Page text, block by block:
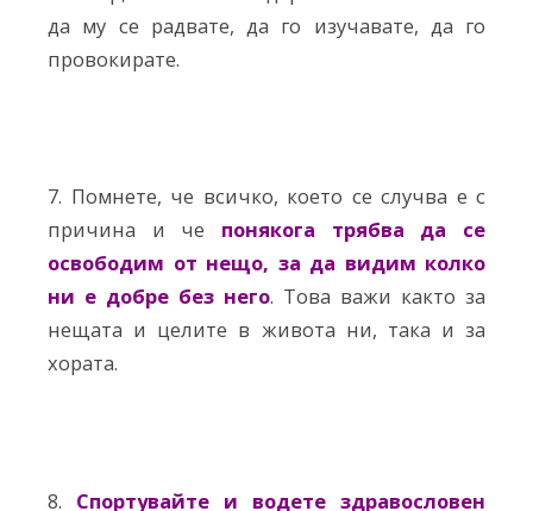
да му се радвате, да го изучавате, да го
провокирате.
7. Помнете, че всичко, което се случва е с
причина и че понякога трябва да се
освободим от нещо, за да видим колко
ни е добре без него. Това важи както за
нещата и целите в живота ни, така и за
хората.
8. Спортувайте и водете здравословен